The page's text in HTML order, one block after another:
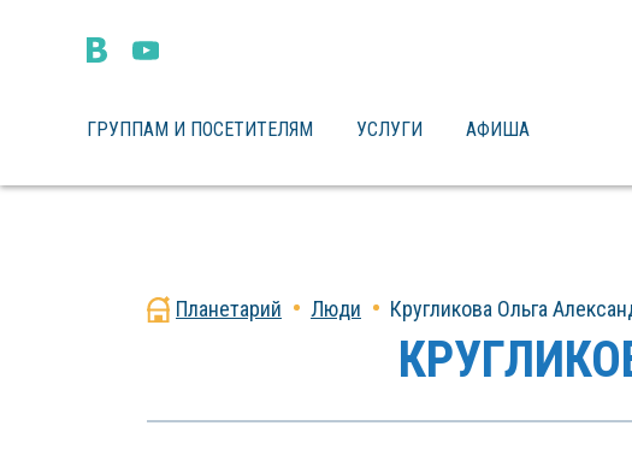
ГРУППАМ И ПОСЕТИТЕЛЯМ УСЛУГИ АФИША
Планетарий Люди Кругликова Ольга